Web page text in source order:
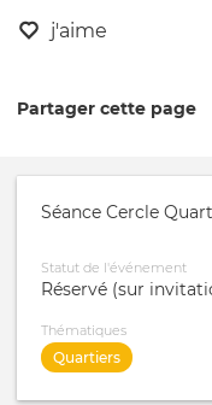
j'aime
Partager cette page
Séance Cercle
Statut de l'événement
Réservé (sur
Thématiques
Quartiers